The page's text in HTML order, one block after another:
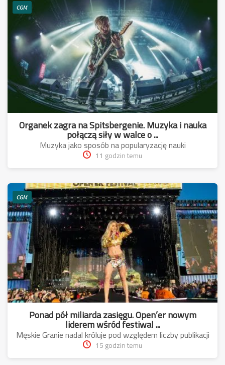
CGM
Organek zagra na Spitsbergenie. Muzyka i nauka
połączą siły w walce o ...
Muzyka jako sposób na popularyzację nauki
11 godzin temu
CGM
Ponad pół miliarda zasięgu. Open’er nowym
liderem wśród festiwal ...
Męskie Granie nadal króluje pod względem liczby publikacji
15 godzin temu